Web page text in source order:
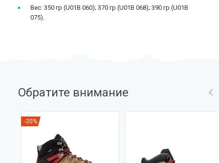
Вес: 350 гр (U01B 060); 370 гр (U01B 068); 390 гр (U01B
075).
Обратите внимание
-20%